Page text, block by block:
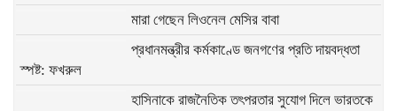
মারা গেছেন লিওনেল মেসির বাবা
প্রধানমন্ত্রীর কর্মকাণ্ডে জনগণের প্রতি দায়বদ্ধতা
স্পষ্ট: ফখরুল
হাসিনাকে রাজনৈতিক তৎপরতার সুযোগ দিলে ভারতকে